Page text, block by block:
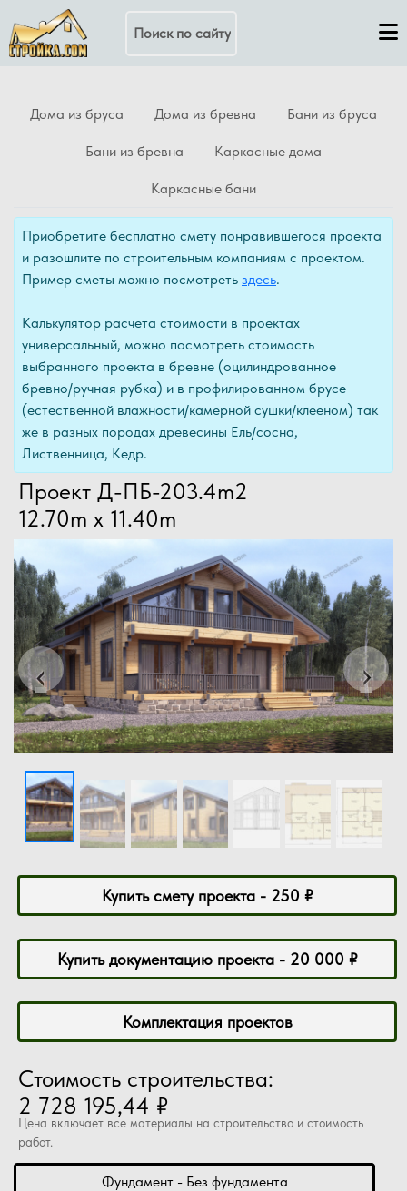
Дома из бруса Дома из бревна Бани из бруса
Бани из бревна Каркасные дома
Каркасные бани
Приобретите бесплатно смету понравившегося проекта
и разошлите по строительным компаниям с проектом.
Пример сметы можно посмотреть здесь.
Калькулятор расчета стоимости в проектах
универсальный, можно посмотреть стоимость
выбранного проекта в бревне (оцилиндрованное
бревно/ручная рубка) и в профилированном брусе
(естественной влажности/камерной сушки/клееном) так
же в разных породах древесины Ель/сосна,
Лиственница, Кедр.
Проект Д-ПБ-203.4m2
12.70m x 11.40m
‹Previous ›Next
Купить смету проекта - 250 ₽
Купить документацию проекта - 20 000 ₽
Комплектация проектов
Стоимость строительства:
2 728 195,44 ₽
Цена включает все материалы на строительство и стоимость
работ.
Фундамент - Без фундамента